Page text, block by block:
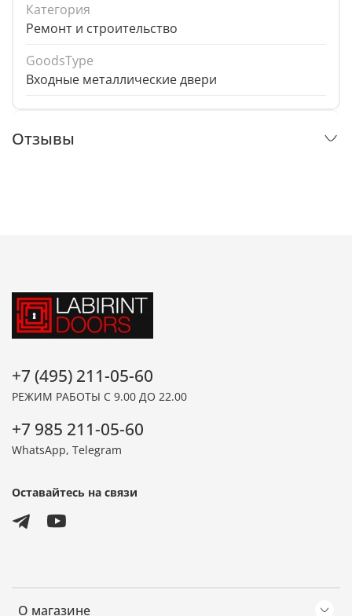
Категория
Ремонт и строительство
GoodsType
Входные металлические двери
Отзывы
О магазине
+7 (495) 211-05-60
РЕЖИМ РАБОТЫ С 9.00 ДО 22.00
+7 985 211-05-60
WhatsApp, Telegram
Оставайтесь на связи